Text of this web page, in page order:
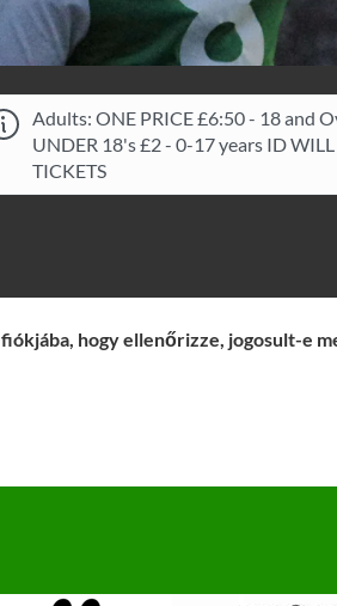
Adults: ONE PRICE £6:50 - 18 and
UNDER 18's £2 - 0-17 years ID
TICKETS
fiókjába, hogy ellenőrizze, jogosult-e